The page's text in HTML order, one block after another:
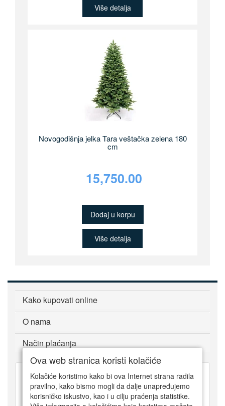
Više detalja
Novogodišnja jelka Tara veštačka zelena 180
cm
15,750.00
Dodaj u korpu
Više detalja
Kako kupovati online
O nama
Način plaćanja
011 318 76 30
064 6409795
Ova web stranica koristi kolačiće
Kolačiće koristimo kako bi ova Internet strana radila
pravilno, kako bismo mogli da dalje unapređujemo
korisničko iskustvo, kao i u cilju praćenja statistike.